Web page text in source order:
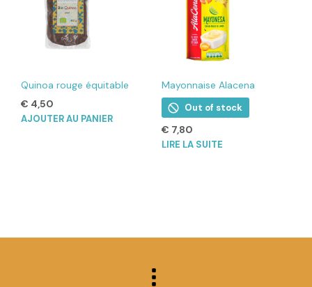
Quinoa rouge équitable
€ 4,50
AJOUTER AU PANIER
Mayonnaise Alacena
Out of stock
€ 7,80
LIRE LA SUITE